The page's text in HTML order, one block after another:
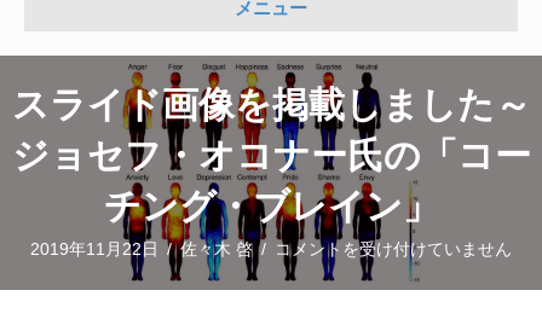
メニュー
スライド画像を掲載しました～
ジョセフ・オコナー氏の「コー
チング・ブレイン」
2019年11月22日 /佐々木 啓 / ス
ラ
コメントを受け付けていません